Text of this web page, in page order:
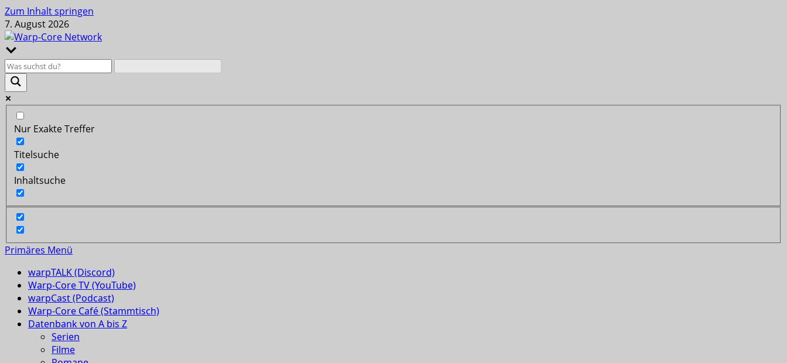
Zum Inhalt springen
7. August 2026
Nur Exakte Treffer
Titelsuche
Inhaltsuche
Primäres Menü
warpTALK (Discord)
Warp-Core TV (YouTube)
warpCast (Podcast)
Warp-Core Café (Stammtisch)
Datenbank von A bis Z
Serien
Filme